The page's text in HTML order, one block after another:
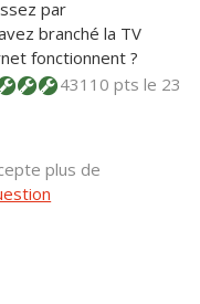
par
branché la TV
fonctionnent ?
43110 ptsle 23
plus de